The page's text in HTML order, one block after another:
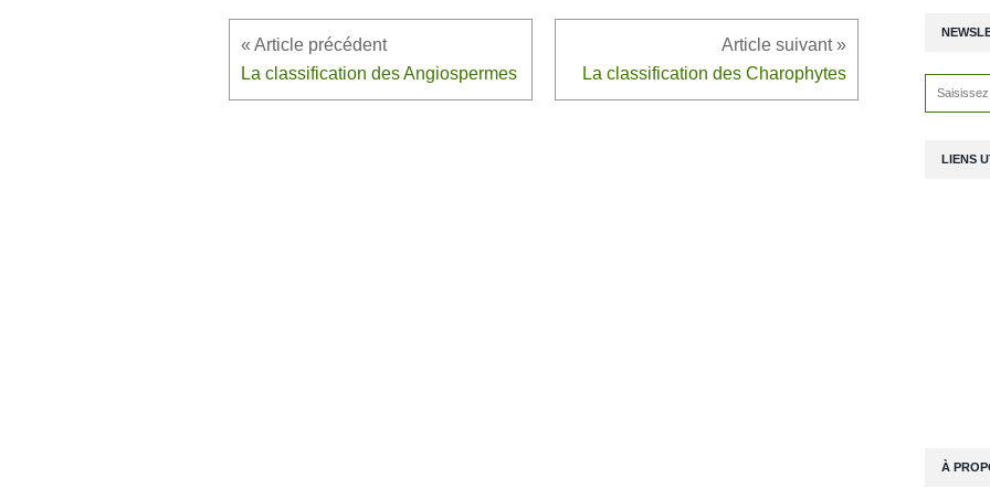
La classification des Angiospermes La classification des Charophytes
LIENS
À